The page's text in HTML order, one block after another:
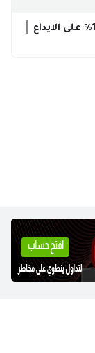
بونص 100% على الايداع │